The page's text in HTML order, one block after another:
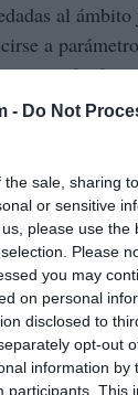
- Do Not
sale, sharing
or sensitive
please use the
Please
you may
on personal
disclosed to
opt-out
information by
participants. This
al
a
singular la
expresión
sufragio
Popular
del
lo que
de la
de las